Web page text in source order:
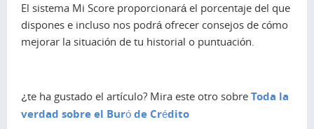
El sistema Mi Score proporcionará el porcentaje del que
dispones e incluso nos podrá ofrecer consejos de cómo
mejorar la situación de tu historial o puntuación.
¿te ha gustado el artículo? Mira este otro sobre Toda la
verdad sobre el Buró de Crédito